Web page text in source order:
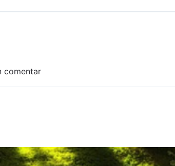
comentar
Adjuntar imagen